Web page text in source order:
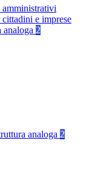
amministrativi
e imprese
2
analoga 2